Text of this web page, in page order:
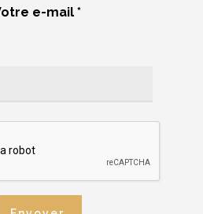
e-mail *